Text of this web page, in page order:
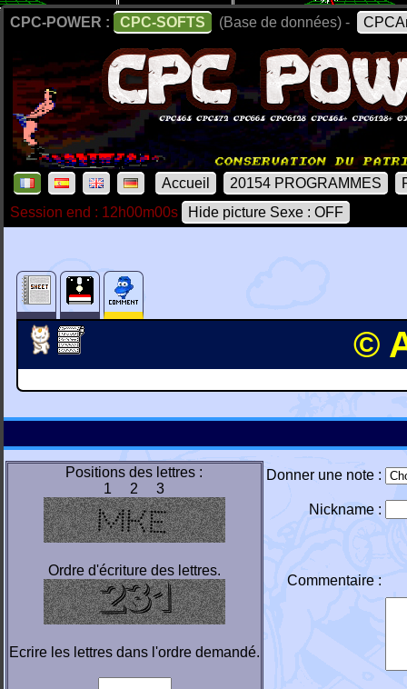
CPC-POWER : CPC-SOFTS (Base de données) -
Accueil 20154 PROGRAMMES
Session end : 12h00m00s
Hide picture Sexe : OFF
©
Positions des lettres :
1 2 3
Ordre d'écriture des lettres.
Ecrire les lettres dans l'ordre demandé.
Donner une note :
Nickname :
Commentaire :